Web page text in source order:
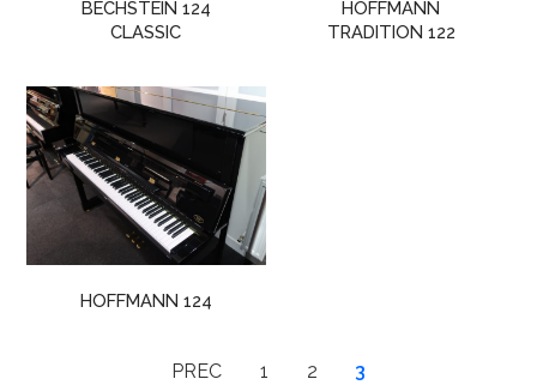
BECHSTEIN 124
CLASSIC
HOFFMANN
TRADITION 122
HOFFMANN 124
PREC 1 2 3